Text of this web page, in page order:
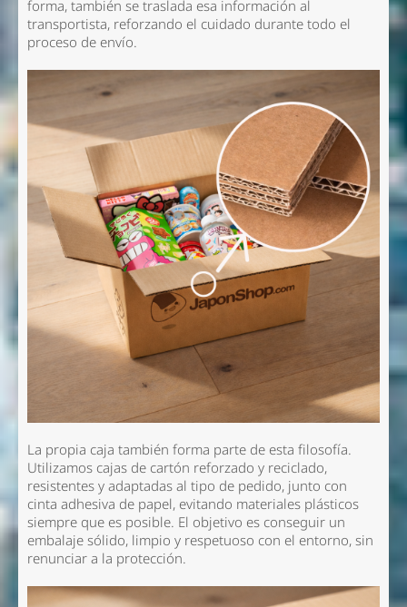
forma, también se traslada esa información al
transportista, reforzando el cuidado durante todo el
proceso de envío.
La propia caja también forma parte de esta filosofía.
Utilizamos cajas de cartón reforzado y reciclado,
resistentes y adaptadas al tipo de pedido, junto con
cinta adhesiva de papel, evitando materiales plásticos
siempre que es posible. El objetivo es conseguir un
embalaje sólido, limpio y respetuoso con el entorno, sin
renunciar a la protección.